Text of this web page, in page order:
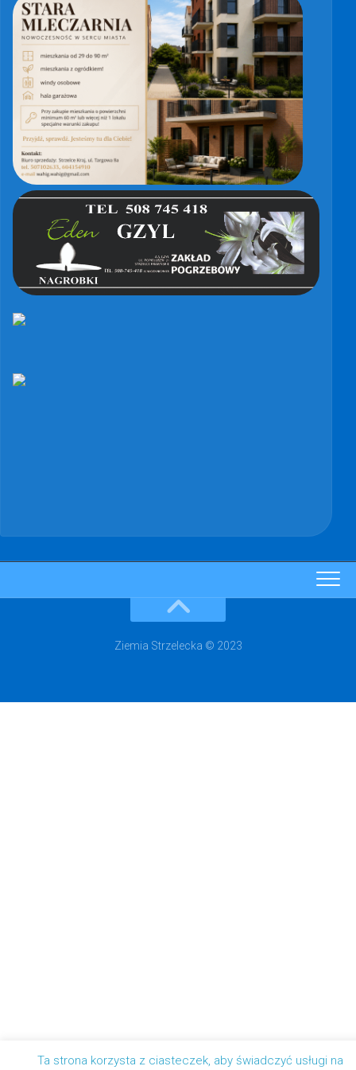
Ziemia Strzelecka © 2023
Ta strona korzysta z ciasteczek, aby świadczyć usługi na